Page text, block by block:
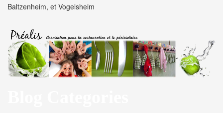
Baltzenheim, et Vogelsheim